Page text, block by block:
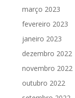
março 2023
fevereiro 2023
janeiro 2023
dezembro 2022
novembro 2022
outubro 2022